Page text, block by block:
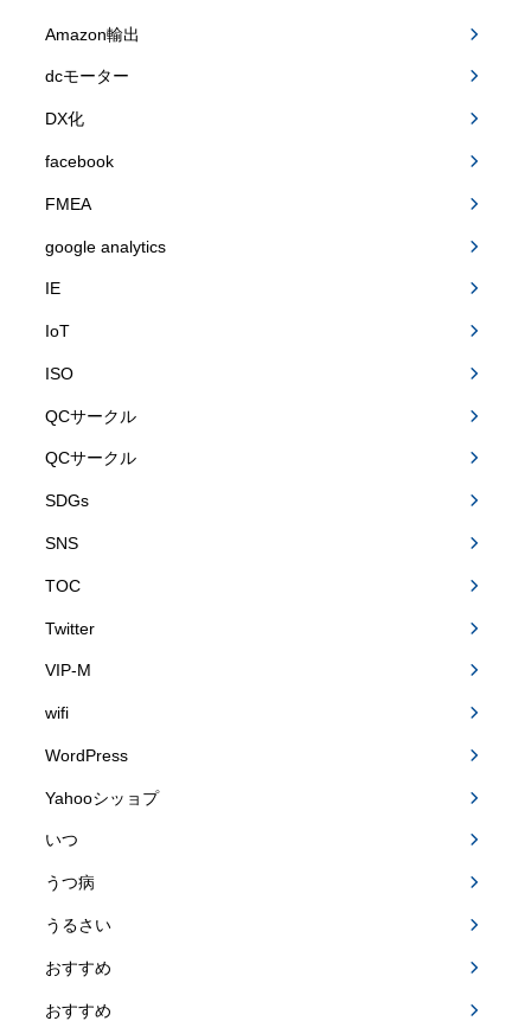
Amazon輸出
dcモーター
DX化
facebook
FMEA
google analytics
IE
IoT
ISO
QCサークル
QCサークル
SDGs
SNS
TOC
Twitter
VIP-M
wifi
WordPress
Yahooシッョプ
いつ
うつ病
うるさい
おすすめ
おすすめ